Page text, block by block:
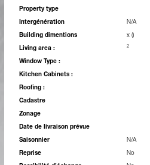
Property type
Intergénération N/A
Building dimentions x ()
Living area : 2
Window Type :
Kitchen Cabinets :
Roofing :
Cadastre
Zonage
Date de livraison prévue
Saisonnier N/A
Reprise No